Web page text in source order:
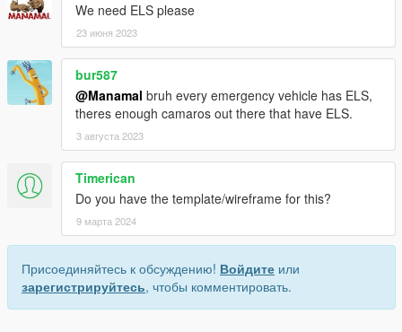
We need ELS please
23 июня 2023
bur587
@Manamal bruh every emergency vehicle has ELS,
theres enough camaros out there that have ELS.
3 августа 2023
Timerican
Do you have the template/wireframe for this?
9 марта 2024
Присоединяйтесь к обсуждению! Войдите или
зарегистрируйтесь, чтобы комментировать.